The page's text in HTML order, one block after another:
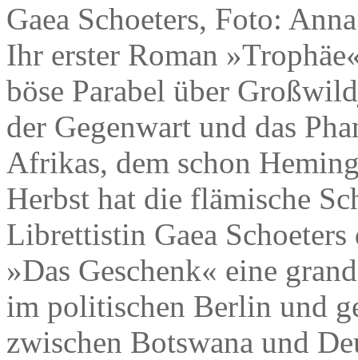
Gaea Schoeters, Foto:
Ihr erster Roman
böse Parabel über
der Gegenwart und das
Afrikas, dem schon
Herbst hat die flämische
Librettistin Gaea
»Das Geschenk« eine
im politischen Berlin und
zwischen Botswana und